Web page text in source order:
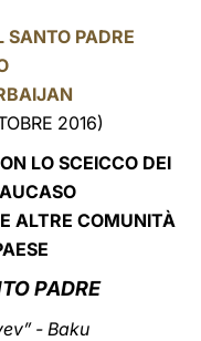
SANTO PADRE
2016)
LO SCEICCO DEI
ALTRE COMUNITÀ
PADRE
- Baku